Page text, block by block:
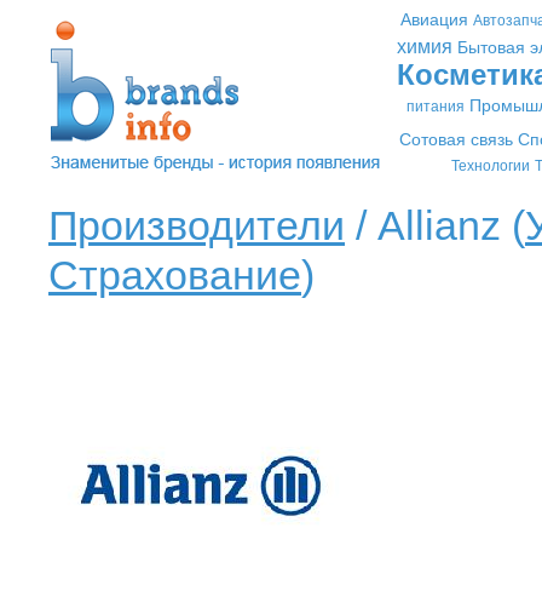
Авиация
химия Бытовая
питания
Сотовая связь
Технологии
Производители / Allianz (
Страхование)